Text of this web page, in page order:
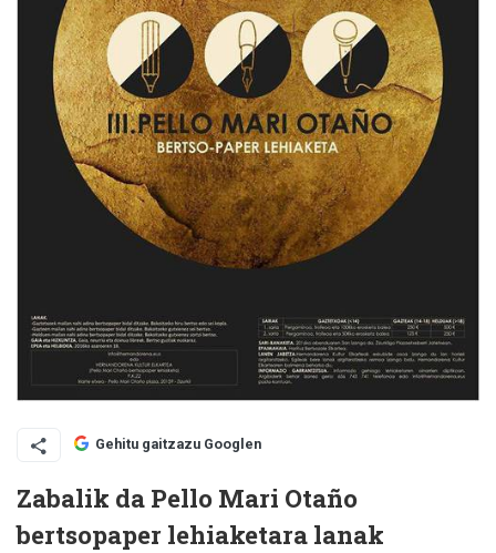
Gehitu gaitzazu Googlen
Zabalik da Pello Mari Otaño
bertsopaper lehiaketara lanak